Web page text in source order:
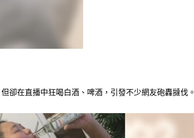
卻在直播中狂喝白酒、啤酒，引發不少網友砲轟撻伐。